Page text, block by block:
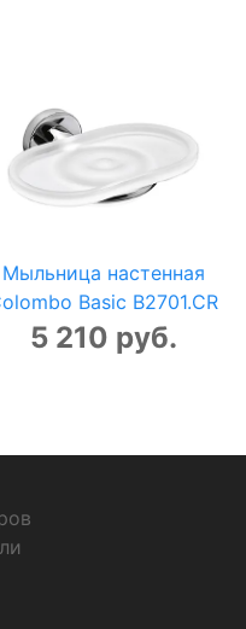
Мыльница настенная
Basic B2701.CR
5 210 руб.